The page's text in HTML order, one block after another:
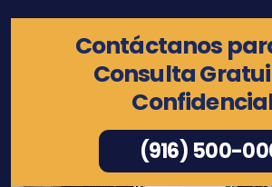
Contáctanos
Consulta
(916) 500-